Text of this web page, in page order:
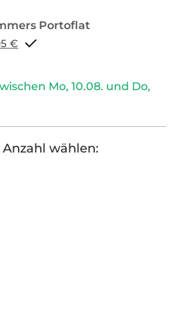
Portoflat schon ab 9,95 €
Mo, 10.08. und Do,
wählen: